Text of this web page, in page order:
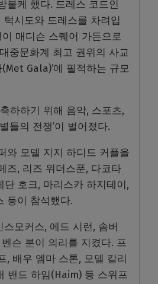
불케 했다. 드레스 코드인
턱시도와 드레스를 차려입
매디슨 스퀘어 가든으로
중문화계 최고 권위의 사교
Gala)’에 필적하는 규모
하하기 위해 음악, 스포츠,
들의 전쟁’이 벌어졌다.
와 모델 지지 하디드 커플을
즈, 리즈 위더스푼, 다코타
단 호크, 마리스카 하지테이,
등이 참석했다.
모커스, 에드 시런, 솜버
슨 분이 의리를 지켰다. 프
, 배우 엠마 스톤, 모델 칼리
밴드 하임(Haim) 등 스위프